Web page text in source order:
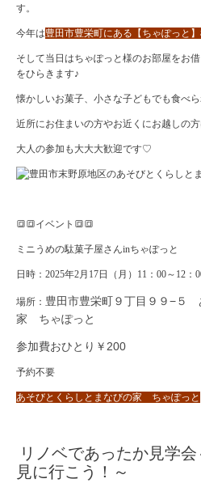
す。
今年は豊田市豊栄町にある【ちゃぽっと
そして当日はちゃぽっと様のお部屋をお
をひらきます♪
懐かしいお菓子、小さな子どもでも食べ
近所にお住まいの方やお近くにお越しの
大人の参加も大大大歓迎です♡
🔳🔳イベント🔳🔳
ミニうめの駄菓子屋さんinちゃぽっと
日時：2025年2月17日（月）11：00～12：
場所： 豊田市豊栄町９丁目９９−５
家 ちゃぽっと
参加費おひとり￥200
予約不要
あそびとくらしとまなびの家 ちゃぽっと
リノベであったか見学
見に行こう！～